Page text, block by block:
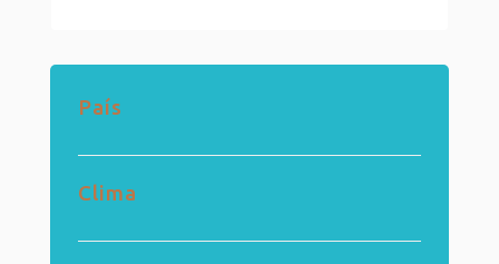
País
Clima